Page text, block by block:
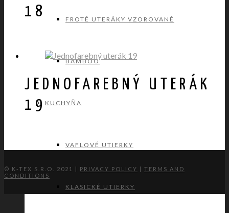
FROTÉ UTERÁKY VZOROVANÉ
BAMBOO
KUCHYŇA
VAFLOVÉ UTIERKY
KLASICKÉ UTIERKY
18
JEDNOFAREBNÝ UTERÁK
19
© K-TEX S.R.O. 2021 | PRIVACY POLICY | TERMS AND
CONDITIONS